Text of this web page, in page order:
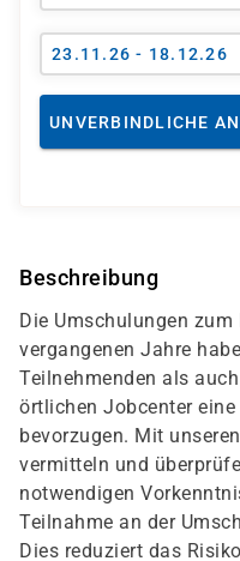
23.11.26 - 18.12.26
UNVERBINDLICHE
Beschreibung
Die Umschulungen
vergangenen Jahre
Teilnehmenden als
örtlichen Jobcenter
bevorzugen. Mit
vermitteln und
notwendigen
Teilnahme an der
Dies reduziert das